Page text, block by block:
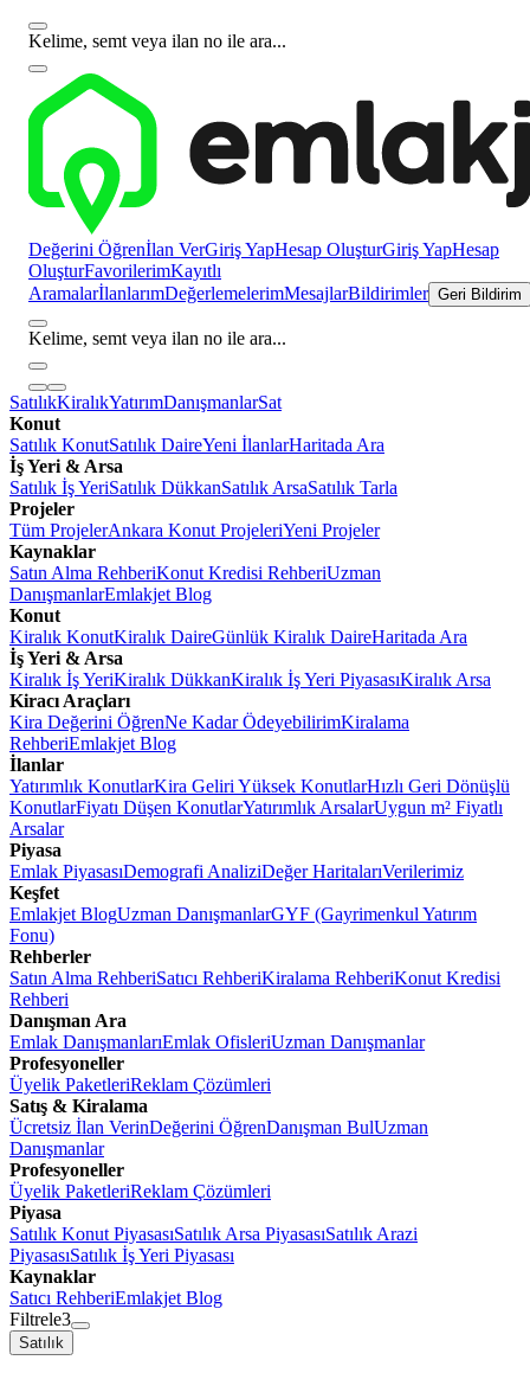
Kelime, semt veya ilan no ile ara...
Değerini Öğrenİlan VerGiriş YapHesap OluşturGiriş YapHesap
OluşturFavorilerimKayıtlı
AramalarİlanlarımDeğerlemelerimMesajlarBildirimler Geri Bildirim
Kelime, semt veya ilan no ile ara...
SatılıkKiralıkYatırımDanışmanlarSat
Konut
Satılık KonutSatılık DaireYeni İlanlarHaritada Ara
İş Yeri & Arsa
Satılık İş YeriSatılık DükkanSatılık ArsaSatılık Tarla
Projeler
Tüm ProjelerAnkara Konut ProjeleriYeni Projeler
Kaynaklar
Satın Alma RehberiKonut Kredisi RehberiUzman
DanışmanlarEmlakjet Blog
Konut
Kiralık KonutKiralık DaireGünlük Kiralık DaireHaritada Ara
İş Yeri & Arsa
Kiralık İş YeriKiralık DükkanKiralık İş Yeri PiyasasıKiralık Arsa
Kiracı Araçları
Kira Değerini ÖğrenNe Kadar ÖdeyebilirimKiralama
RehberiEmlakjet Blog
İlanlar
Yatırımlık KonutlarKira Geliri Yüksek KonutlarHızlı Geri Dönüşlü
KonutlarFiyatı Düşen KonutlarYatırımlık ArsalarUygun m² Fiyatlı
Arsalar
Piyasa
Emlak PiyasasıDemografi AnaliziDeğer HaritalarıVerilerimiz
Keşfet
Emlakjet BlogUzman DanışmanlarGYF (Gayrimenkul Yatırım
Fonu)
Rehberler
Satın Alma RehberiSatıcı RehberiKiralama RehberiKonut Kredisi
Rehberi
Danışman Ara
Emlak DanışmanlarıEmlak OfisleriUzman Danışmanlar
Profesyoneller
Üyelik PaketleriReklam Çözümleri
Satış & Kiralama
Ücretsiz İlan VerinDeğerini ÖğrenDanışman BulUzman
Danışmanlar
Profesyoneller
Üyelik PaketleriReklam Çözümleri
Piyasa
Satılık Konut PiyasasıSatılık Arsa PiyasasıSatılık Arazi
PiyasasıSatılık İş Yeri Piyasası
Kaynaklar
Satıcı RehberiEmlakjet Blog
Filtrele3
Satılık